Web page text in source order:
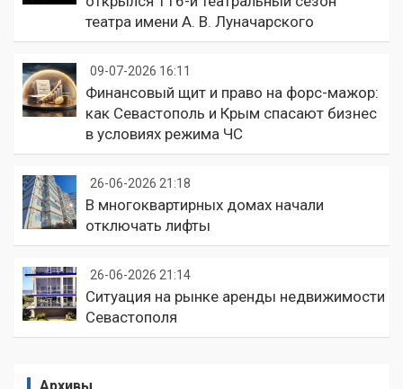
театра имени А. В. Луначарского
09-07-2026 16:11
Финансовый щит и право на форс-мажор:
как Севастополь и Крым спасают бизнес
в условиях режима ЧС
26-06-2026 21:18
В многоквартирных домах начали
отключать лифты
26-06-2026 21:14
Ситуация на рынке аренды недвижимости
Севастополя